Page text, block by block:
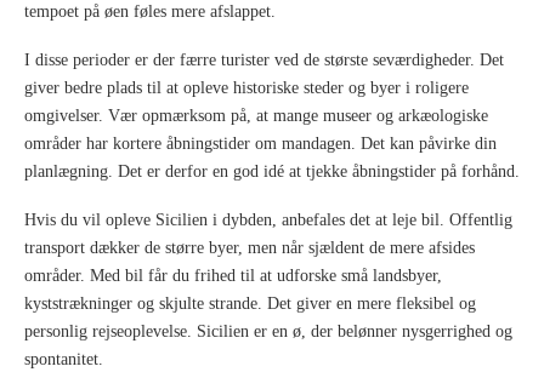
tempoet på øen føles mere afslappet.
I disse perioder er der færre turister ved de største seværdigheder. Det
giver bedre plads til at opleve historiske steder og byer i roligere
omgivelser. Vær opmærksom på, at mange museer og arkæologiske
områder har kortere åbningstider om mandagen. Det kan påvirke din
planlægning. Det er derfor en god idé at tjekke åbningstider på forhånd.
Hvis du vil opleve Sicilien i dybden, anbefales det at leje bil. Offentlig
transport dækker de større byer, men når sjældent de mere afsides
områder. Med bil får du frihed til at udforske små landsbyer,
kyststrækninger og skjulte strande. Det giver en mere fleksibel og
personlig rejseoplevelse. Sicilien er en ø, der belønner nysgerrighed og
spontanitet.